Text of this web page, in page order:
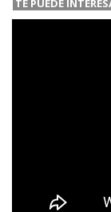
TE PUEDE